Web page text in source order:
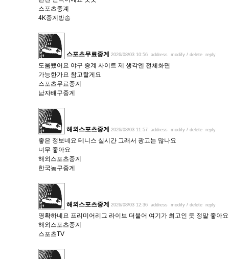
스포츠중계
4K중계방송
스포츠무료중계 2026/08/03 10:56 address modify / delete reply
도움됐어요 야구 중계 사이트 제 생각엔 전체화면
가능한가요 참고할게요
스포츠무료중계
남자배구중계
해외스포츠중계 2026/08/03 11:57 address modify / delete reply
좋은 정보네요 테니스 실시간 그래서 광고는 많나요
너무 좋아요
해외스포츠중계
한국농구중계
해외스포츠중계 2026/08/03 12:36 address modify / delete reply
명확하네요 프리미어리그 라이브 더불어 여기가 최고인 듯 정말 좋아요
해외스포츠중계
스포츠TV